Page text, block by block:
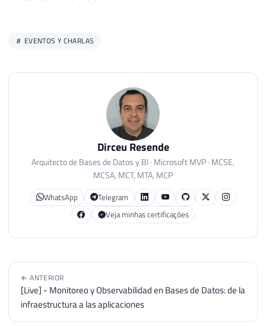
EVENTOS Y CHARLAS
Dirceu Resende
Arquitecto de Bases de Datos y BI · Microsoft MVP · MCSE,
MCSA, MCT, MTA, MCP
WhatsApp
Telegram
Veja minhas certificações
← ANTERIOR
[Live] - Monitoreo y Observabilidad en Bases de Datos: de la
infraestructura a las aplicaciones